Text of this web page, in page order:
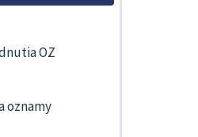
OZ
oznamy